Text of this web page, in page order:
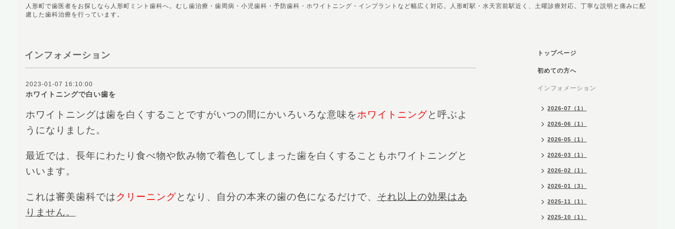
人形町で歯医者をお探しなら人形町ミント歯科へ。むし歯治療・歯周病・小児歯科・予防歯科・ホワイトニング・インプラントなど幅広く対応。人形町駅・水天宮前駅近く、土曜診療対応。丁寧な説明と痛みに配
慮した歯科治療を行っています。
インフォメーション
2023-01-07 16:10:00
ホワイトニングで白い歯を
ホワイトニングは歯を白くすることですがいつの間にかいろいろな意味をホワイトニングと呼ぶよ
うになりました。
最近では、長年にわたり食べ物や飲み物で着色してしまった歯を白くすることもホワイトニングと
いいます。
これは審美歯科では クリーニングとなり、自分の本来の歯の色になるだけで、 それ以上の効果はあ
りません。
トップページ
初めての方へ
インフォメーション
2026-07（1）
2026-06（1）
2026-05（1）
2026-03（1）
2026-02（1）
2026-01（3）
2025-11（1）
2025-10（1）